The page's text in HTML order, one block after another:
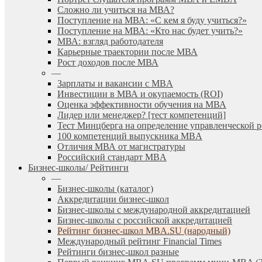
Сложно ли учиться на МВА?
Поступление на МВА: «С кем я буду учиться?»
Поступление на МВА: «Кто нас будет учить?»
МВА: взгляд работодателя
Карьерные траектории после МВА
Рост доходов после МВА
—
Зарплаты и вакансии с MBA
Инвестиции в МВА и окупаемость (ROI)
Оценка эффективности обучения на МВА
Лидер или менеджер? [тест компетенций]
Тест Минцберга на определение управленческой
100 компетенций выпускника MBA
Отличия МВА от магистратуры
Российский стандарт MBA
Бизнес-школы/ Рейтинги
—
Бизнес-школы (каталог)
Аккредитации бизнес-школ
Бизнес-школы с международной аккредитацией
Бизнес-школы с российской аккредитацией
Рейтинг бизнес-школ MBA.SU (народный)
Международный рейтинг Financial Times
Рейтинги бизнес-школ разные